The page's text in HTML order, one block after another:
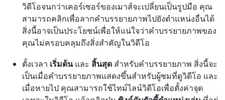
วิดีโอจนกว่าเคอร์เซอร์ของเมาส์จะเปลี่ยนเป็นรูปมือ คุณ
สามารถคลิกเพื่อลากคําบรรยายภาพไปยังตําแหน่งอื่นได้
สิ่งนี้อาจเป็นประโยชน์เพื่อให้แน่ใจว่าคําบรรยายภาพของ
คุณไม่ครอบคลุมถึงสิ่งสําคัญในวิดีโอ
ตั้งเวลา เริ่มต้นและ สิ้นสุด สําหรับคําบรรยายภาพ สิ่งนี้จะ
เป็นเมื่อคําบรรยายภาพแสดงขึ้นสําหรับผู้ชมที่ดูวิดีโอ และ
เมื่อหายไป คุณสามารถใช้ไทม์ไลน์วิดีโอเพื่อตั้งค่าจุด